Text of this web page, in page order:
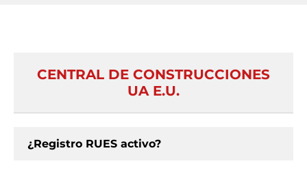
CENTRAL DE CONSTRUCCIONES
UA E.U.
¿Registro RUES activo?